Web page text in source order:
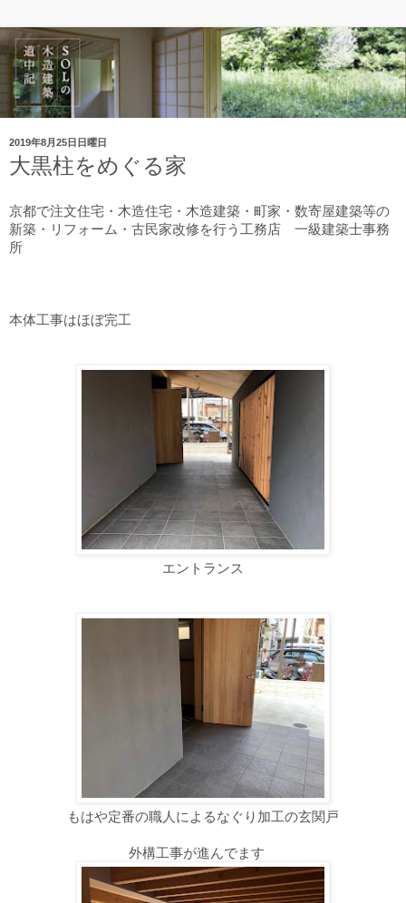
2019年8月25日日曜日
大黒柱をめぐる家
京都で注文住宅・木造住宅・木造建築・町家・数寄屋建築等の
新築・リフォーム・古民家改修を行う工務店 一級建築士事務
所
本体工事はほぼ完工
エントランス
もはや定番の職人によるなぐり加工の玄関戸
外構工事が進んでます